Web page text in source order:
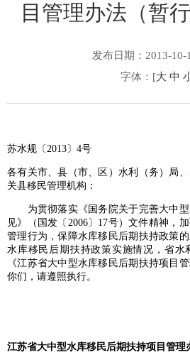
目管理办法（暂
发布日期：2013-10-
字体：[大 中
苏水规〔2013〕4号
各有关市、县（市、区）水利（务）局
关县移民管理机构：
为贯彻落实《国务院关于完善大中型
见》（国发〔2006〕17号）文件精神，
管理行为，保障水库移民后期扶持政策
水库移民后期扶持政策实施情况，省水
《江苏省大中型水库移民后期扶持项目
你们，请遵照执行。
江苏省大中型水库移民后期扶持项目管理